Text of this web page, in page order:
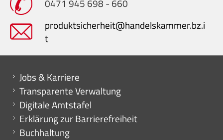
0471 945 698 - 660
produktsicherheit@handelskammer.bz.i
t
Mini menu di servizio
Jobs & Karriere
Transparente Verwaltung
Digitale Amtstafel
Erklärung zur Barrierefreiheit
Buchhaltung